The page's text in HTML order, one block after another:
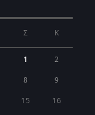
Σ Κ
1 2
8 9
15 16